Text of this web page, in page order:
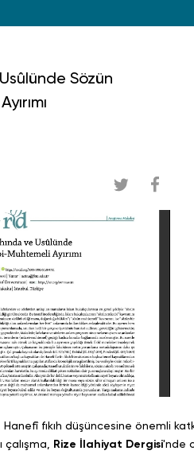
Sözün
Hanefî fıkıh düşüncesine önemli
çalışma, Rize İlahiyat Dergisi'nde